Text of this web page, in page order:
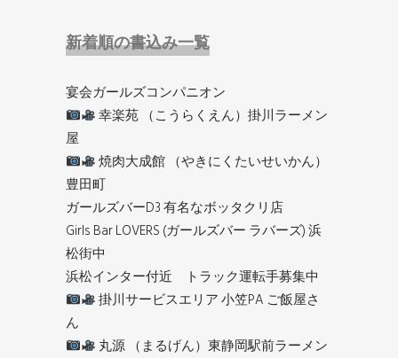
新着順の書込み一覧
宴会ガールズコンパニオン
幸楽苑 （こうらくえん）掛川ラーメン
屋
焼肉大成館 （やきにくたいせいかん）
豊田町
ガールズバーD3 有名なボッタクリ店
Girls Bar LOVERS (ガールズバー ラバーズ) 浜
松街中
浜松インター付近 トラック運転手募集中
掛川サービスエリア 小笠PA ご飯屋さ
ん
丸源 （まるげん）東静岡駅前ラーメン